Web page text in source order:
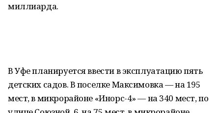
миллиарда.
В Уфе планируется ввести в эксплуатацию пять
детских садов. В поселке Максимовка — на 195
мест, в микрорайоне «Инорс-4» — на 340 мест, по